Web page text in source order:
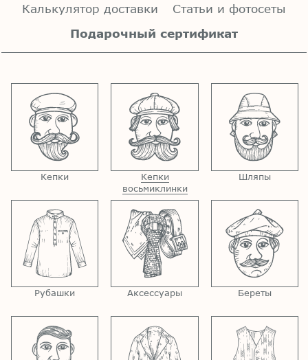
Калькулятор доставки
Статьи и фотосеты
Подарочный сертификат
Кепки
Кепки
восьмиклинки
Шляпы
Рубашки Аксессуары Береты